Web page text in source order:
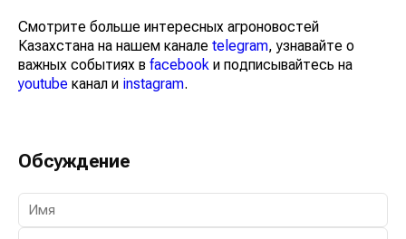
Смотрите больше интересных агроновостей
Казахстана на нашем канале telegram, узнавайте о
важных событиях в facebook и подписывайтесь на
youtube канал и instagram.
Обсуждение